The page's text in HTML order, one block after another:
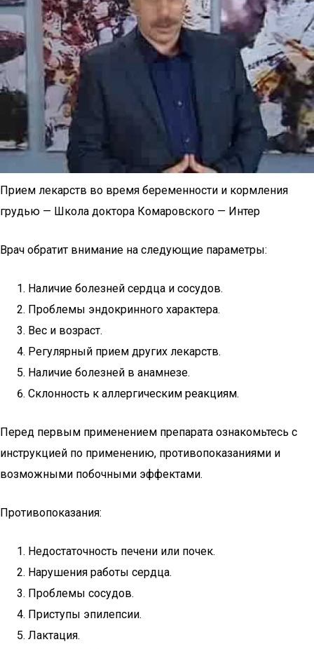
Прием лекарств во время беременности и кормления
грудью — Школа доктора Комаровского — Интер
Врач обратит внимание на следующие параметры:
Наличие болезней сердца и сосудов.
Проблемы эндокринного характера.
Вес и возраст.
Регулярный прием других лекарств.
Наличие болезней в анамнезе.
Склонность к аллергическим реакциям.
Перед первым применением препарата ознакомьтесь с
инструкцией по применению, противопоказаниями и
возможными побочными эффектами.
Противопоказания:
Недостаточность печени или почек.
Нарушения работы сердца.
Проблемы сосудов.
Приступы эпилепсии.
Лактация.